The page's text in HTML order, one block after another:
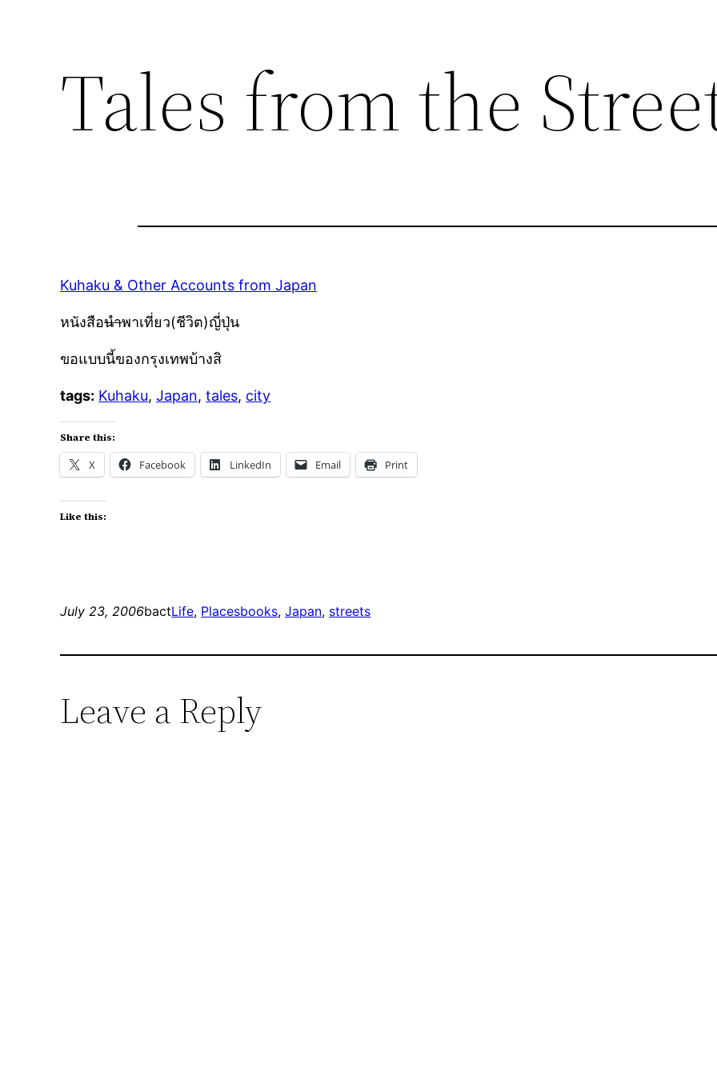
Tales from the
Kuhaku & Other Accounts from Japan
หนังสือนำพาเที่ยว(ชีวิต)ญี่ปุ่น
ขอแบบนี้ของกรุงเทพบ้างสิ
tags: Kuhaku,Japan,tales, city
Share this:
X Facebook LinkedIn Email Print
Like this:
July 23, 2006bactLife, Placesbooks, Japan, streets
Leave a Reply